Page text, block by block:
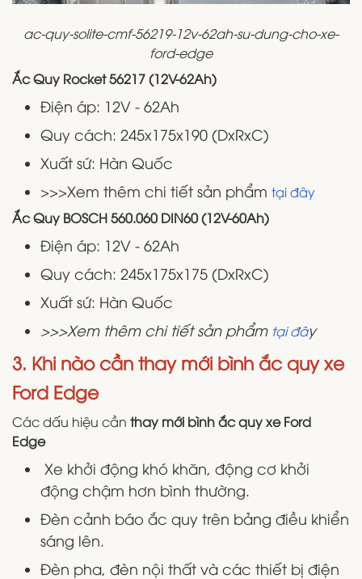
ac-quy-solite-cmf-56219-12v-62ah-su-dung-cho-xe-
ford-edge
Ắc Quy Rocket 56217 (12V-62Ah)
Điện áp: 12V - 62Ah
Quy cách: 245x175x190 (DxRxC)
Xuất sứ: Hàn Quốc
>>>Xem thêm chi tiết sản phẩm tại đây
Ắc Quy BOSCH 560.060 DIN60 (12V-60Ah)
Điện áp: 12V - 62Ah
Quy cách: 245x175x175 (DxRxC)
Xuất sứ: Hàn Quốc
>>>Xem thêm chi tiết sản phẩm tại đây
3. Khi nào cần thay mới bình ắc quy xe
Ford Edge
Các dấu hiệu cần thay mới bình ắc quy xe Ford
Edge
Xe khởi động khó khăn, động cơ khởi
động chậm hơn bình thường.
Đèn cảnh báo ắc quy trên bảng điều khiển
sáng lên.
Đèn pha, đèn nội thất và các thiết bị điện